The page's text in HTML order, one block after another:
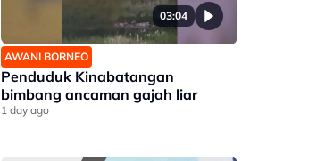
03:04
AWANI BORNEO
Penduduk Kinabatangan
bimbang ancaman gajah liar
1 day ago